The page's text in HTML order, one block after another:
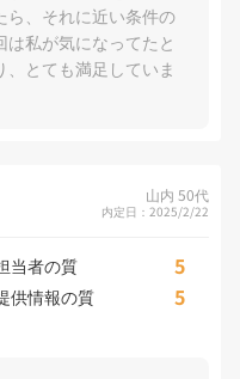
ら、それに近い条件の
私が気になってたと
とても満足していま
山内 50代
内定日：2025/2/22
当者の質 5
供情報の質 5